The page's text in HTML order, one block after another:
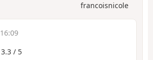
francoisnicole
3.3 / 5